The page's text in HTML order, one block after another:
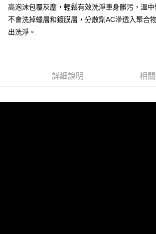
台灣樂天信用卡公司
AFTEE先享後付
相關說明
【關於「AFTEE先享後付」】
２．便利：只要手機號碼，簡訊認證，即可結帳。
３．安心：先確認商品／服務後，再付款。
高泡沫包覆灰塵，輕鬆有效洗淨車身髒污，溫中
不會洗掉蠟層和鍍膜層，分散劑AC滲透入聚合
出洗淨。
詳細說明 相